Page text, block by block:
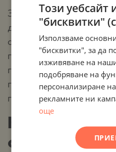
Зад всеки проект стои
доказана репутация и
обекти. Екипът на
предварителна
проекта, което
прозрачност и
процес на покупка.
Качество на
Този уебсайт
"бисквитки"
Използваме
"бисквитки", за да
изживяване на
подобряване на
персонализиране
рекламните ни
още